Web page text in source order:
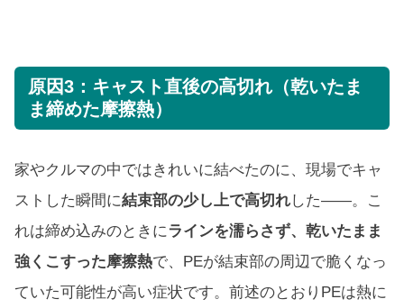
原因3：キャスト直後の高切れ（乾いたま
ま締めた摩擦熱）
家やクルマの中ではきれいに結べたのに、現場でキャ
ストした瞬間に結束部の少し上で高切れした——。こ
れは締め込みのときにラインを濡らさず、乾いたまま
強くこすった摩擦熱で、PEが結束部の周辺で脆くなっ
ていた可能性が高い症状です。前述のとおりPEは熱に